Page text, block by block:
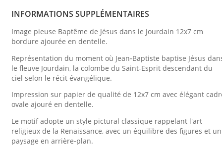
INFORMATIONS SUPPLÉMENTAIRES
Image pieuse Baptême de Jésus dans le Jourdain 12x7 cm
bordure ajourée en dentelle.
Représentation du moment où Jean‑Baptiste baptise Jésus
le fleuve Jourdain, la colombe du Saint-Esprit descendant du
ciel selon le récit évangélique.
Impression sur papier de qualité de 12x7 cm avec élégant
ovale ajouré en dentelle.
Le motif adopte un style pictural classique rappelant l'art
religieux de la Renaissance, avec un équilibre des figures et un
paysage en arrière‑plan.